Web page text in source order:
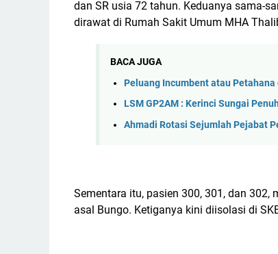
dan SR usia 72 tahun. Keduanya sama-
dirawat di Rumah Sakit Umum MHA
BACA JUGA
Peluang Incumbent atau
LSM GP2AM : Kerinci Sungai
Ahmadi Rotasi Sejumlah Pejabat
Sementara itu, pasien 300, 301, dan
asal Bungo. Ketiganya kini diisolasi di